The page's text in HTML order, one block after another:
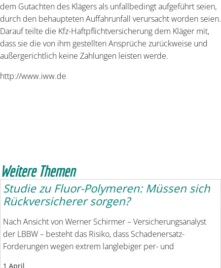
dem Gutachten des Klägers als unfallbedingt aufgeführt seien,
durch den behaupteten Auffahrunfall verursacht worden seien.
Darauf teilte die Kfz-Haftpflichtversicherung dem Kläger mit,
dass sie die von ihm gestellten Ansprüche zurückweise und
außergerichtlich keine Zahlungen leisten werde.
http://www.iww.de
Weitere Themen
Studie zu Fluor-Polymeren: Müssen sich
Rückversicherer sorgen?
Nach Ansicht von Werner Schirmer – Versicherungsanalyst
der LBBW – besteht das Risiko, dass Schadenersatz-
Forderungen wegen extrem langlebiger per- und
1 April